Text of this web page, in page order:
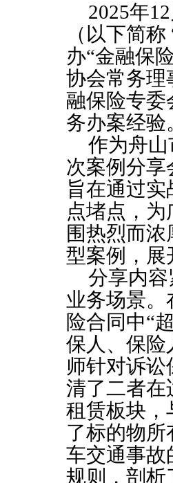
2025年12
（以下简称
办“金融保
协会常务理
融保险专委
务办案经验
作为舟
次案例分享
旨在通过
点堵点，
围热烈而
型案例，展
分享内
业务场景。
险合同中“
保人、保险
师针对诉
清了二者在
租赁板块，
了标的物
车交通事故
规则，剖析